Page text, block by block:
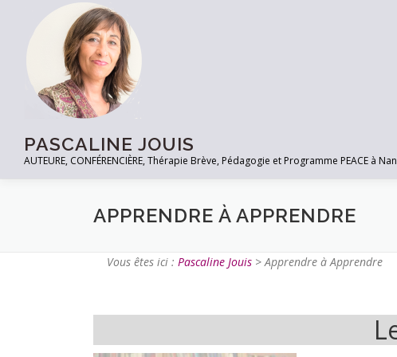
PASCALINE JOUIS
AUTEURE, CONFÉRENCIÈRE, Thérapie Brève, Pédagogie et Programme PEACE à
APPRENDRE À APPRENDRE
Vous êtes ici :Pascaline Jouis >Apprendre à Apprendre